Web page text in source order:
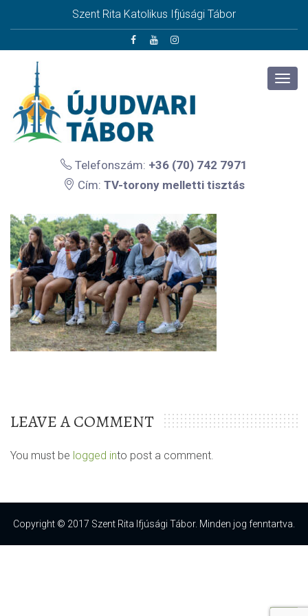
Szent Rita Katolikus Ifjúsági Tábor
Telefonszám: +36 (70) 742 7971
Cím: TV-torony melletti tisztás
LEAVE A COMMENT
You must be logged into post a comment.
Copyright © 2017 Szent Rita Ifjúsági Tábor. Minden jog fenntartva.